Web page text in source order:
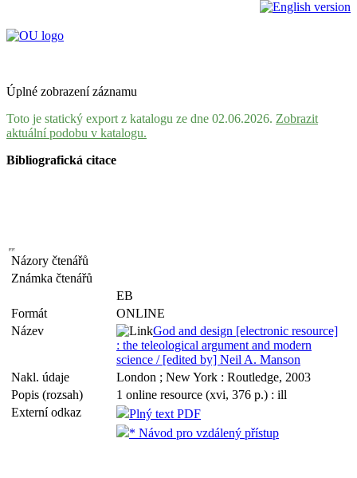
Úplné zobrazení záznamu
Toto je statický export z katalogu ze dne 02.06.2026. Zobrazit
aktuální podobu v katalogu.
Bibliografická citace
Názory čtenářů
Známka čtenářů
EB
Formát
ONLINE
Název
God and design [electronic resource]
: the teleological argument and modern
science / [edited by] Neil A. Manson
Nakl. údaje
London ; New York : Routledge, 2003
Popis (rozsah)
1 online resource (xvi, 376 p.) : ill
Externí odkaz
Plný text PDF
* Návod pro vzdálený přístup